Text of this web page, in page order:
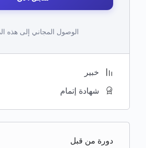
الوصول المجاني إلى هذه
خبير
شهادة إتمام
دورة من قبل